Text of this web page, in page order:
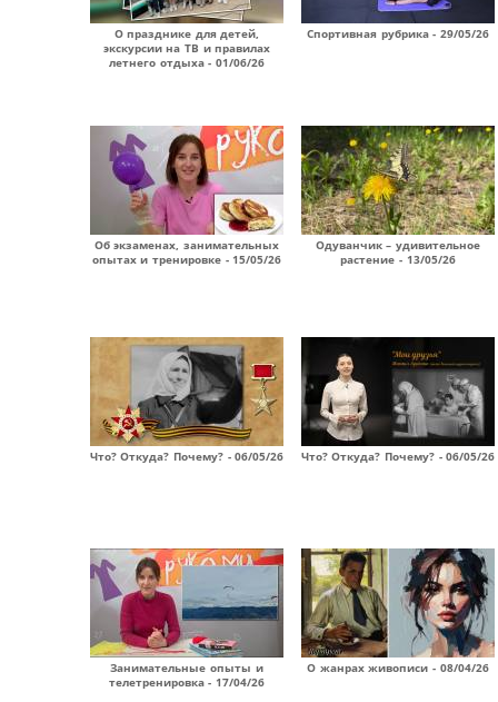
О празднике для детей,
экскурсии на ТВ и правилах
летнего отдыха - 01/06/26
Спортивная рубрика - 29/05/26
Об экзаменах, занимательных
опытах и тренировке - 15/05/26
Одуванчик – удивительное
растение - 13/05/26
Что? Откуда? Почему? - 06/05/26 Что? Откуда? Почему? - 06/05/26
Занимательные опыты и
телетренировка - 17/04/26
О жанрах живописи - 08/04/26